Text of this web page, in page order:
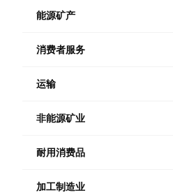
能源矿产
消费者服务
运输
非能源矿业
耐用消费品
加工制造业